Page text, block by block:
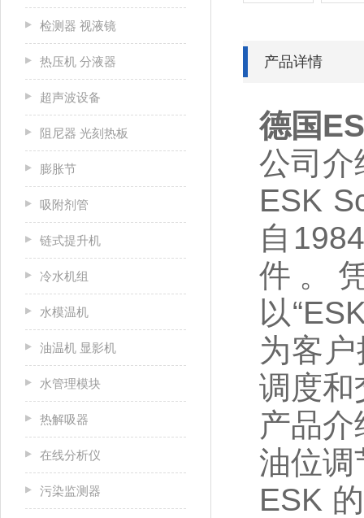
检测器 视液镜
热压机 分液器
超声波设备
阻尼器 光刻热板
膨胀节
吸附剂管
链式提升机
冷水机组
水模温机
油温机 显影机
水管理模块
热解吸器
在线分析仪
污染监测器
产品详情
德国
公司介
ESK
自
件。
以
为客
调度和
产品介
油位调
ESK